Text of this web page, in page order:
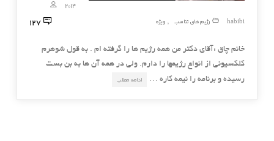
2014
habibi
رژیم های تناسب , ویژه 127
خانم چاق :آقای دکتر من همه رژیم ها را گرفته ام . به قول شوهرم
کلکسیونی از انواع رژیمها را دارم. ولی در همه آن ها به بن بست
رسیده و برنامه را نیمه کاره …
ادامه مطلب